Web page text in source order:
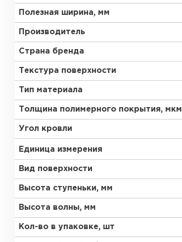
Полезная ширина, мм
Производитель
Страна бренда
Текстура поверхности
Тип материала
Толщина полимерного покрытия, мкм
Угол кровли
Единица измерения
Вид поверхности
Высота ступеньки, мм
Высота волны, мм
Кол-во в упаковке, шт